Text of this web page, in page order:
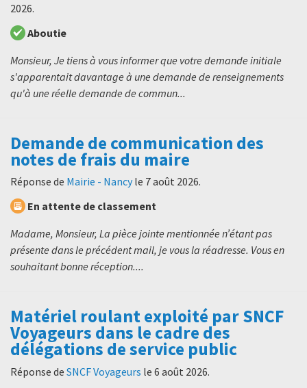
2026.
Aboutie
Monsieur, Je tiens à vous informer que votre demande initiale
s'apparentait davantage à une demande de renseignements
qu'à une réelle demande de commun...
Demande de communication des
notes de frais du maire
Réponse de Mairie - Nancyle 7 août 2026.
En attente de classement
Madame, Monsieur, La pièce jointe mentionnée n’étant pas
présente dans le précédent mail, je vous la réadresse. Vous en
souhaitant bonne réception....
Matériel roulant exploité par SNCF
Voyageurs dans le cadre des
délégations de service public
Réponse de SNCF Voyageurs le 6 août 2026.